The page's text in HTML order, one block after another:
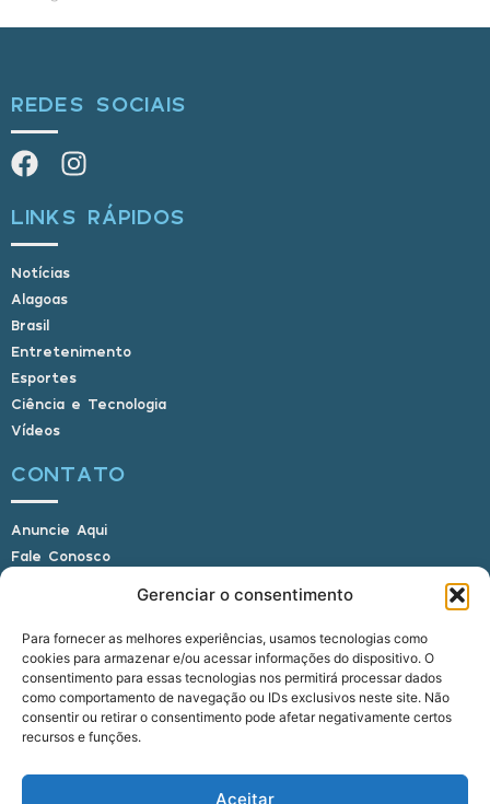
Gerenciar o consentimento
Para fornecer as melhores experiências, usamos tecnologias como
cookies para armazenar e/ou acessar informações do dispositivo. O
consentimento para essas tecnologias nos permitirá processar dados
como comportamento de navegação ou IDs exclusivos neste site. Não
consentir ou retirar o consentimento pode afetar negativamente certos
recursos e funções.
Aceitar
REDES SOCIAIS
LINKS RÁPIDOS
Notícias
Alagoas
Brasil
Entretenimento
Esportes
Ciência e Tecnologia
Vídeos
CONTATO
Anuncie Aqui
Fale Conosco
E-mail: alagoasbrasilnoticias@gmail.com
Telefone: (82) 9 9691-0391 (Whatsapp)
Responsável Técnico: Crysthyan Carlos
Rua do Sau - Centro - Anadia - AL - CEP: